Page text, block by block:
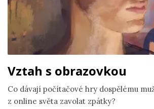
Vztah s obrazovkou
Co dávají počítačové hry dospělému
z online světa zavolat zpátky?